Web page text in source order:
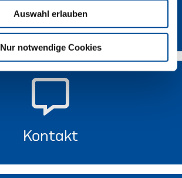
Auswahl erlauben
Nur notwendige Cookies
Newsletter
Kontakt